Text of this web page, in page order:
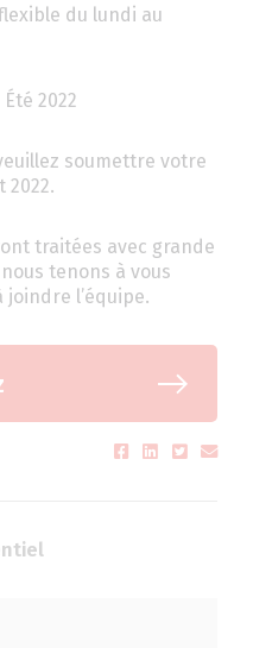
du lundi au
Été 2022
soumettre votre
2022.
traitées avec grande
tenons à vous
l’équipe.